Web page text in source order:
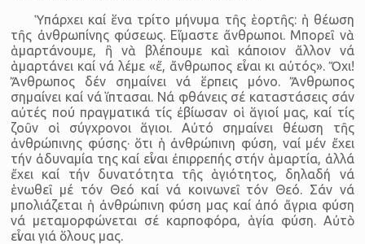
Ὑπάρχει καί ἕνα τρίτο μήνυμα τῆς ἑορτῆς: ἡ θέωση
τῆς ἀνθρωπίνης φύσεως. Εἴμαστε ἄνθρωποι. Μπορεῖ νὰ
ἁμαρτάνουμε, ἢ νὰ βλέπουμε καὶ κάποιον ἄλλον νά
ἁμαρτάνει καί νά λέμε «ἔ, ἄνθρωπος εἶναι κι αὐτός». Ὄχι!
Ἄνθρωπος δέν σημαίνει νά ἕρπεις μόνο. Ἄνθρωπος
σημαίνει καί νά ἵπτασαι. Νά φθάνεις σέ καταστάσεις σάν
αὐτές πού πραγματικά τίς ἐβίωσαν οἱ ἅγιοί μας, καί τίς
ζοῦν οἱ σύγχρονοι ἅγιοι. Αὐτό σημαίνει θέωση τῆς
ἀνθρώπινης φύσης· ὅτι ἡ ἀνθρώπινη φύση, ναί μέν ἔχει
τήν ἀδυναμία της καί εἶναι ἐπιρρεπής στήν ἁμαρτία, ἀλλά
ἔχει καί τήν δυνατότητα τῆς ἁγιότητος, δηλαδή νά
ἑνωθεῖ μέ τόν Θεό καί νά κοινωνεῖ τόν Θεό. Σάν νά
μπολιάζεται ἡ ἀνθρώπινη φύση μας καί ἀπό ἄγρια φύση
νά μεταμορφώνεται σέ καρποφόρα, ἁγία φύση. Αὐτὸ
εἶναι γιά ὅλους μας.